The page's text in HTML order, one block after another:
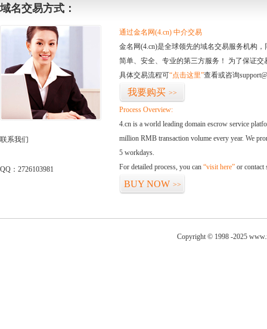
域名交易方式：
联系我们
QQ：2726103981
通过金名网(4.cn) 中介交易
金名网(4.cn)是全球领先的域名交易服务机构
简单、安全、专业的第三方服务！ 为了保证
具体交易流程可“点击这里”查看或咨询
我要购买 >>
Process Overview:
4.cn is a world leading domain escrow service
million RMB transaction volume every year. We
5 workdays.
For detailed process, you can “visit here” or contact
BUY NOW >>
Copyright © 1998 -2025